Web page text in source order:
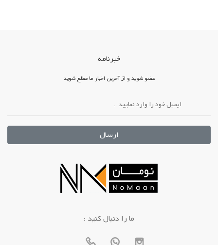
خبرنامه
عضو شوید و از آخرین اخبار ما مطلع شوید
ارسال
: ما را دنبال کنید